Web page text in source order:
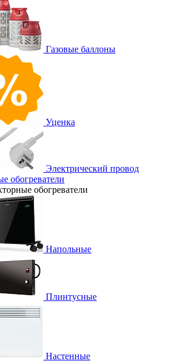
Газовые баллоны
Уценка
Электрический провод
обогреватели
обогреватели
Напольные
Плинтусные
Настенные